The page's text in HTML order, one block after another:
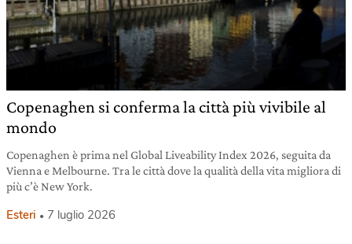
Copenaghen si conferma la città più vivibile al
mondo
Copenaghen è prima nel Global Liveability Index 2026, seguita da
Vienna e Melbourne. Tra le città dove la qualità della vita migliora di
più c’è New York.
Esteri 7 luglio 2026